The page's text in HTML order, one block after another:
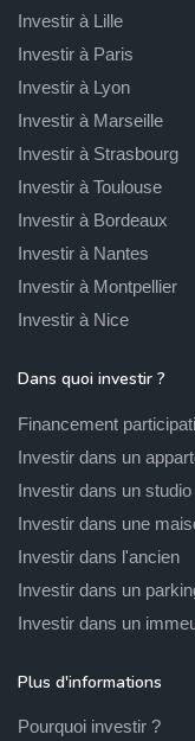
Investir à Lille
Investir à Paris
Investir à Lyon
Investir à Marseille
Investir à Strasbourg
Investir à Toulouse
Investir à Bordeaux
Investir à Nantes
Investir à Montpellier
Investir à Nice
Dans quoi investir ?
Financement
Investir dans un
Investir dans un studio
Investir dans une
Investir dans l'ancien
Investir dans un
Investir dans un
Plus d'informations
Pourquoi investir ?